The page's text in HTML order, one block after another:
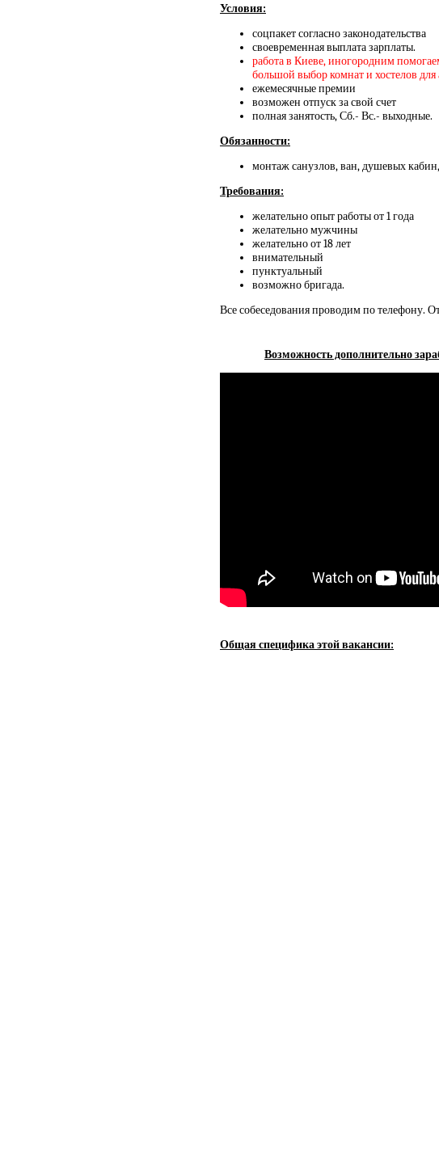
Условия:
соцпакет согласно законодательства
своевременная выплата зарплаты.
работа в Киеве, иногородним
большой выбор комнат и хостелов для
ежемесячные премии
возможен отпуск за свой счет
полная занятость, Сб.- Вс.- выходные.
Обязанности:
монтаж санузлов, ван, душевых
Требования:
желательно опыт работы от 1 года
желательно мужчины
желательно от 18 лет
внимательный
пунктуальный
возможно бригада.
Все собеседования проводим по телефону.
Возможность дополнительно
Общая специфика этой вакансии: